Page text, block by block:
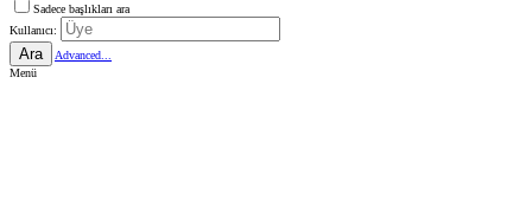
Sadece başlıkları ara
Kullanıcı:
Ara
Advanced...
Menü